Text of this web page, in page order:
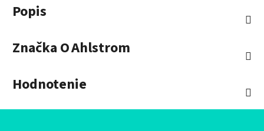
Popis
Značka O Ahlstrom
Hodnotenie